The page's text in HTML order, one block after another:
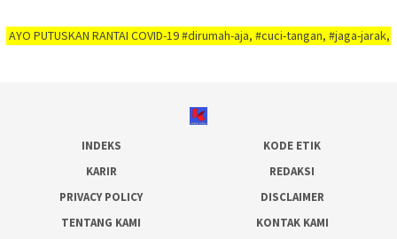
RANTAI COVID-19 #dirumah-aja, #cuci-tangan, #jaga-jarak,
INDEKS
KODE ETIK
KARIR
REDAKSI
PRIVACY POLICY
DISCLAIMER
TENTANG KAMI
KONTAK KAMI